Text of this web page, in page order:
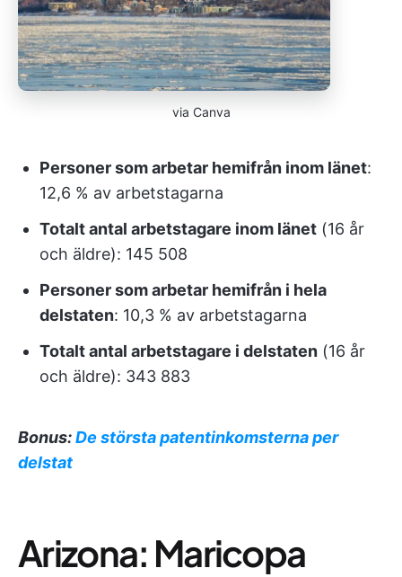
via Canva
Personer som arbetar hemifrån inom länet:
12,6 % av arbetstagarna
Totalt antal arbetstagare inom länet (16 år
och äldre): 145 508
Personer som arbetar hemifrån i hela
delstaten: 10,3 % av arbetstagarna
Totalt antal arbetstagare i delstaten (16 år
och äldre): 343 883
Bonus:De största patentinkomsterna per
delstat
Arizona: Maricopa